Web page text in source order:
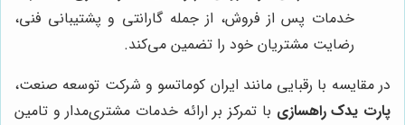
خدمات پس از فروش، از جمله گارانتی و پشتیبانی فنی،
رضایت مشتریان خود را تضمین می‌کند.
در مقایسه با رقبایی مانند ایران کوماتسو و شرکت توسعه صنعت،
پارت یدک راهسازی با تمرکز بر ارائه خدمات مشتری‌مدار و تامین